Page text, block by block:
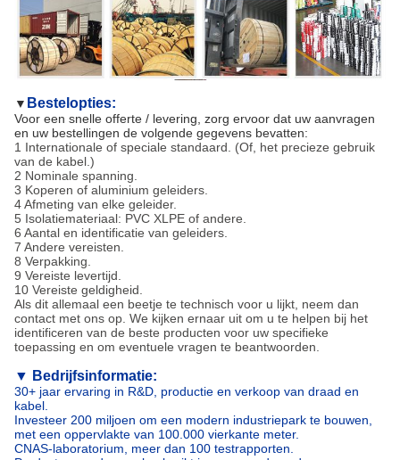
▼ Bestelopties:
Voor een snelle offerte / levering, zorg ervoor dat uw aanvragen
en uw bestellingen de volgende gegevens bevatten:
1 Internationale of speciale standaard. (Of, het precieze gebruik
van de kabel.)
2 Nominale spanning.
3 Koperen of aluminium geleiders.
4 Afmeting van elke geleider.
5 Isolatiemateriaal: PVC XLPE of andere.
6 Aantal en identificatie van geleiders.
7 Andere vereisten.
8 Verpakking.
9 Vereiste levertijd.
10 Vereiste geldigheid.
Als dit allemaal een beetje te technisch voor u lijkt, neem dan
contact met ons op. We kijken ernaar uit om u te helpen bij het
identificeren van de beste producten voor uw specifieke
toepassing en om eventuele vragen te beantwoorden.
▼ Bedrijfsinformatie:
30+ jaar ervaring in R&D, productie en verkoop van draad en
kabel.
Investeer 200 miljoen om een modern industriepark te bouwen,
met een oppervlakte van 100.000 vierkante meter.
CNAS-laboratorium, meer dan 100 testrapporten.